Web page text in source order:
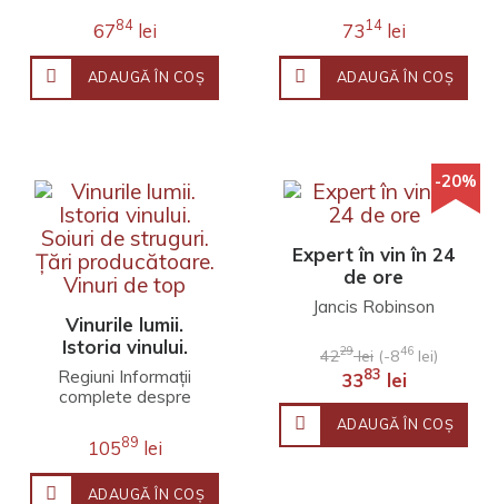
6784lei
ADAUGĂ ÎN COŞ
7314lei
ADAUGĂ ÎN COŞ
Vinurile lumii.
Istoria vinului.
Soiuri de struguri.
Țări
producătoare.
Vinuri de top
Regiuni Informaţii
complete despre
despre soiurile,
podgoriile,
producătorii ş..
10589 lei
ADAUGĂ ÎN COŞ
-20%
Expert în vin în 24
de ore
Jancis Robinson
4229lei (-846 lei)
3383 lei
ADAUGĂ ÎN COŞ